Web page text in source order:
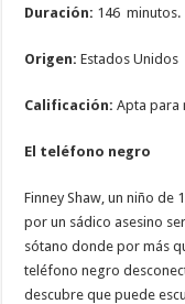
Duración: 146 minutos.
Origen: Estados Unidos
Calificación: Apta para
El teléfono negro
Finney Shaw, un niño de
por un sádico asesino
sótano donde por más
teléfono negro
descubre que puede